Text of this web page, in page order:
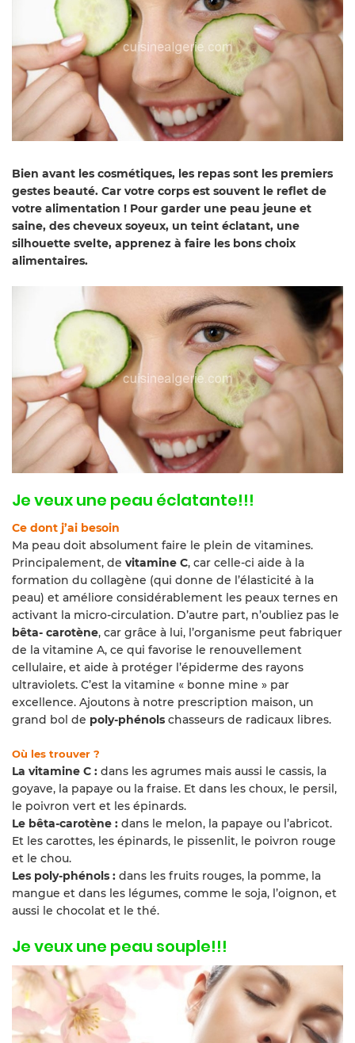
Bien avant les cosmétiques, les repas sont les premiers
gestes beauté. Car votre corps est souvent le reflet de
votre alimentation ! Pour garder une peau jeune et
saine, des cheveux soyeux, un teint éclatant, une
silhouette svelte, apprenez à faire les bons choix
alimentaires.
Je veux une peau éclatante!!!
Ce dont j’ai besoin
Ma peau doit absolument faire le plein de vitamines.
Principalement, de vitamine C, car celle-ci aide à la
formation du collagène (qui donne de l’élasticité à la
peau) et améliore considérablement les peaux ternes en
activant la micro-circulation. D’autre part, n’oubliez pas le
bêta- carotène, car grâce à lui, l’organisme peut fabriquer
de la vitamine A, ce qui favorise le renouvellement
cellulaire, et aide à protéger l’épiderme des rayons
ultraviolets. C’est la vitamine « bonne mine » par
excellence. Ajoutons à notre prescription maison, un
grand bol de poly-phénols chasseurs de radicaux libres.
Où les trouver ?
La vitamine C : dans les agrumes mais aussi le cassis, la
goyave, la papaye ou la fraise. Et dans les choux, le persil,
le poivron vert et les épinards.
Le bêta-carotène : dans le melon, la papaye ou l’abricot.
Et les carottes, les épinards, le pissenlit, le poivron rouge
et le chou.
Les poly-phénols : dans les fruits rouges, la pomme, la
mangue et dans les légumes, comme le soja, l’oignon, et
aussi le chocolat et le thé.
Je veux une peau souple!!!